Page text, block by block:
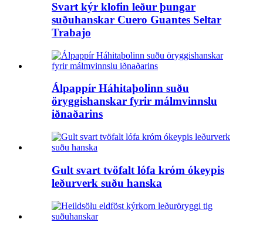
Svart kýr klofin leður þungar
suðuhanskar Cuero Guantes Seltar
Trabajo
Álpappír Háhitaþolinn suðu
öryggishanskar fyrir málmvinnslu
iðnaðarins
Gult svart tvöfalt lófa króm ókeypis
leðurverk suðu hanska